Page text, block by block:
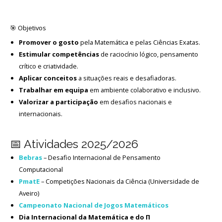
🎯 Objetivos
Promover o gosto pela Matemática e pelas Ciências Exatas.
Estimular competênciasde raciocínio lógico, pensamento
crítico e criatividade.
Aplicar conceitos a situações reais e desafiadoras.
Trabalhar em equipa em ambiente colaborativo e inclusivo.
Valorizar a participação em desafios nacionais e
internacionais.
📅 Atividades 2025/2026
Bebras– Desafio Internacional de Pensamento
Computacional
PmatE– Competições Nacionais da Ciência (Universidade de
Aveiro)
Campeonato Nacional de Jogos Matemáticos
Dia Internacional da Matemática e do Π